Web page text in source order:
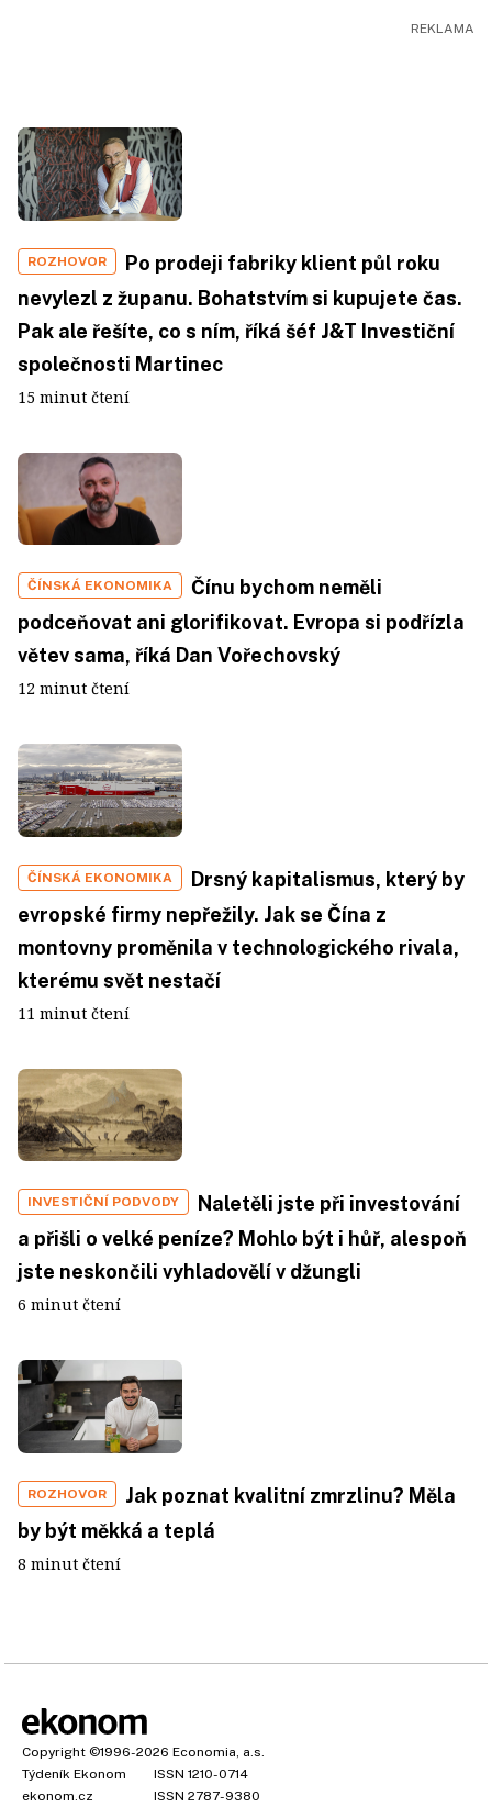
ROZHOVOR
Po prodeji fabriky klient půl roku
nevylezl z županu. Bohatstvím si kupujete čas.
Pak ale řešíte, co s ním, říká šéf J&T Investiční
společnosti Martinec
15 minut čtení
ČÍNSKÁ EKONOMIKA
Čínu bychom neměli
podceňovat ani glorifikovat. Evropa si podřízla
větev sama, říká Dan Vořechovský
12 minut čtení
ČÍNSKÁ EKONOMIKA
Drsný kapitalismus, který by
evropské firmy nepřežily. Jak se Čína z
montovny proměnila v technologického rivala,
kterému svět nestačí
11 minut čtení
INVESTIČNÍ PODVODY
Naletěli jste při investování
a přišli o velké peníze? Mohlo být i hůř, alespoň
jste neskončili vyhladovělí v džungli
6 minut čtení
ROZHOVOR
Jak poznat kvalitní zmrzlinu? Měla
by být měkká a teplá
8 minut čtení
Copyright ©1996-2026 Economia, a.s.
Týdeník Ekonom
ISSN 1210-0714
ekonom.cz
ISSN 2787-9380